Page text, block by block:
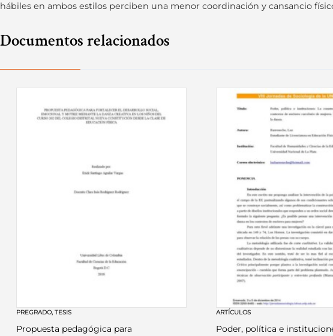
hábiles en ambos estilos perciben una menor coordinación y cansancio
Documentos relacionados
PREGRADO, TESIS
Propuesta pedagógica para
ARTÍCULOS
Poder, política e